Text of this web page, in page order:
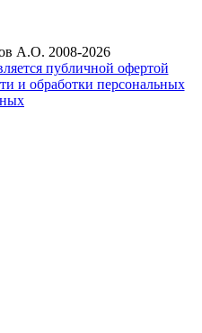
А.О. 2008-2026
публичной офертой
и обработки персональных